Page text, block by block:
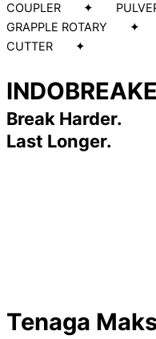
COUPLER ✦
GRAPPLE ROTARY
CUTTER ✦
Break Harder.
Last Longer.
Tenaga